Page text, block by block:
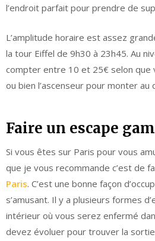
l’endroit parfait pour prendre de
L’amplitude horaire est assez
la tour Eiffel de 9h30 à 23h45. Au
compter entre 10 et 25€ selon que
ou bien l’ascenseur pour monter au
Faire un escape
Si vous êtes sur Paris pour vous
que je vous recommande c’est de
Paris. C’est une bonne façon
s’amusant. Il y a plusieurs formes
intérieur où vous serez enfermé
devez évoluer pour trouver la